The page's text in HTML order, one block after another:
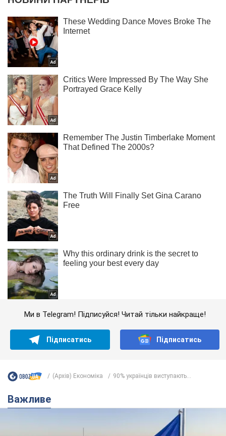
Ми в Telegram! Підписуйся! Читай тільки найкраще!
Підписатись Підписатись
(Архів) Економіка 90% українців виступають...
Важливе